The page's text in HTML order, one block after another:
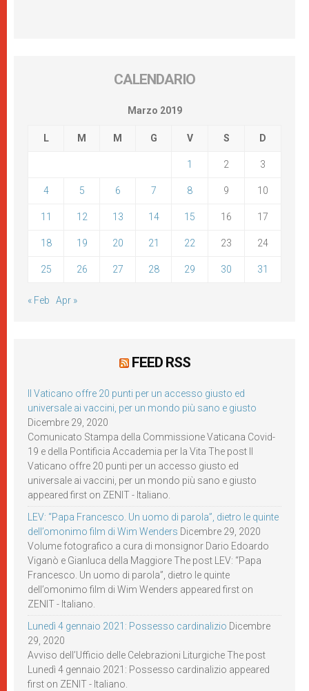
CALENDARIO
Marzo 2019
L M M G V S D
1 2 3
4 5 6 7 8 9 10
11 12 13 14 15 16 17
18 19 20 21 22 23 24
25 26 27 28 29 30 31
« Feb Apr »
FEED RSS
Il Vaticano offre 20 punti per un accesso giusto ed
universale ai vaccini, per un mondo più sano e giusto
Dicembre 29, 2020
Comunicato Stampa della Commissione Vaticana Covid-
19 e della Pontificia Accademia per la Vita The post Il
Vaticano offre 20 punti per un accesso giusto ed
universale ai vaccini, per un mondo più sano e giusto
appeared first on ZENIT - Italiano.
LEV: “Papa Francesco. Un uomo di parola”, dietro le quinte
dell’omonimo film di Wim Wenders Dicembre 29, 2020
Volume fotografico a cura di monsignor Dario Edoardo
Viganò e Gianluca della Maggiore The post LEV: “Papa
Francesco. Un uomo di parola”, dietro le quinte
dell’omonimo film di Wim Wenders appeared first on
ZENIT - Italiano.
Lunedì 4 gennaio 2021: Possesso cardinalizio Dicembre
29, 2020
Avviso dell’Ufficio delle Celebrazioni Liturgiche The post
Lunedì 4 gennaio 2021: Possesso cardinalizio appeared
first on ZENIT - Italiano.